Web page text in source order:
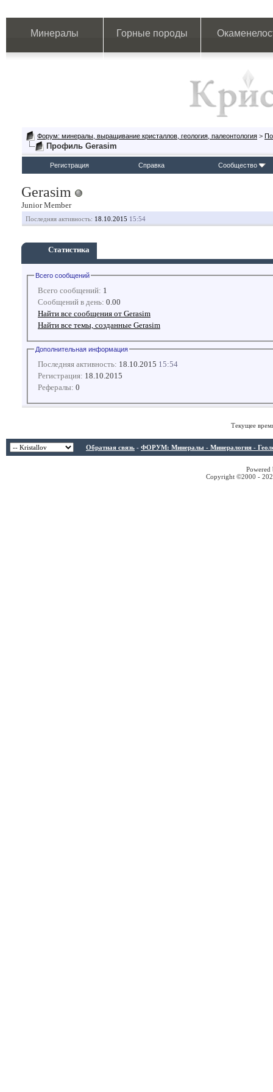
Минералы Горные породы
Форум: минералы, выращивание кристаллов, геология, палеонтология >
Профиль Gerasim
Регистрация Справка Сообщество
Gerasim
Junior Member
Последняя активность: 18.10.2015 15:54
Статистика
Всего сообщений
Всего сообщений: 1
Сообщений в день: 0.00
Найти все сообщения от Gerasim
Найти все темы, созданные Gerasim
Дополнительная информация
Последняя активность: 18.10.2015 15:54
Регистрация: 18.10.2015
Рефералы: 0
Текущее
Обратная связь - ФОРУМ: Минералы - Минералогия -
Copyright ©2000 -